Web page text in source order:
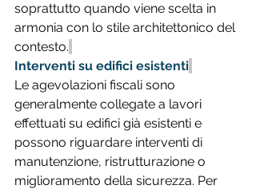
soprattutto quando viene scelta in
armonia con lo stile architettonico del
contesto.
Interventi su edifici esistenti
Le agevolazioni fiscali sono
generalmente collegate a lavori
effettuati su edifici già esistenti e
possono riguardare interventi di
manutenzione, ristrutturazione o
miglioramento della sicurezza. Per